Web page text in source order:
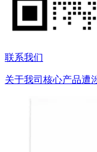
联系我们
关于我司核心产品遭